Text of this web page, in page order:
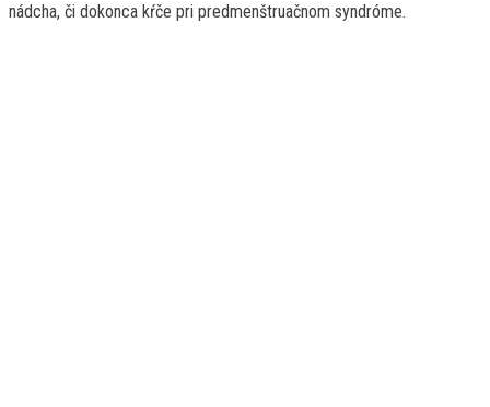
nádcha, či dokonca kŕče pri predmenštruačnom syndróme.